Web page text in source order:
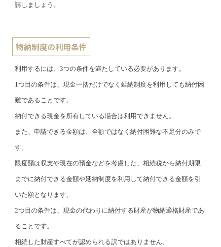
請しましょう。
物納制度の利用条件
利用するには、3つの条件を満たしている必要があります。
1つ目の条件は、現金一括だけでなく延納制度を利用しても納付困
難であることです。
納付できる現金を所有している場合は利用できません。
また、申請できる金額は、全額ではなく納付困難な不足分のみで
す。
限度額は収支や現在の預金などを考慮した、相続税から納付期限
までに納付できる金額や延納制度を利用して納付できる金額を引
いた額となります。
2つ目の条件は、現金の代わりに納付する財産が物納適格財産であ
ることです。
相続した財産すべてが認められる訳ではありません。